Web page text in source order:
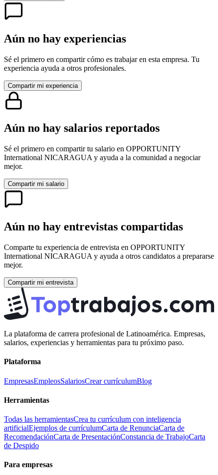
Aún no hay experiencias
Sé el primero en compartir cómo es trabajar en esta empresa. Tu
experiencia ayuda a otros profesionales.
Compartir mi experiencia
Aún no hay salarios reportados
Sé el primero en compartir tu salario en OPPORTUNITY
International NICARAGUA y ayuda a la comunidad a negociar
mejor.
Compartir mi salario
Aún no hay entrevistas compartidas
Comparte tu experiencia de entrevista en OPPORTUNITY
International NICARAGUA y ayuda a otros candidatos a prepararse
mejor.
Compartir mi entrevista
La plataforma de carrera profesional de Latinoamérica. Empresas,
salarios, experiencias y herramientas para tu próximo paso.
Plataforma
EmpresasEmpleosSalariosCrear currículumBlog
Herramientas
Todas las herramientasCrea tu currículum con inteligencia
artificialEjemplos de currículumCarta de RenunciaCarta de
RecomendaciónCarta de PresentaciónConstancia de TrabajoCarta
de Despido
Para empresas